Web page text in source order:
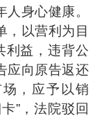
身心健康。
，以营利为目
利益，违背公
应向原告返还
，应予以销
”，法院驳回